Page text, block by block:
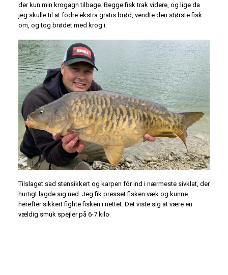
der kun min krogagn tilbage. Begge fisk trak videre, og lige da
jeg skulle til at fodre ekstra gratis brød, vendte den største fisk
om, og tog brødet med krog i.
Tilslaget sad stensikkert og karpen fór ind i nærmeste sivklat, der
hurtigt lagde sig ned. Jeg fik presset fisken væk og kunne
herefter sikkert fighte fisken i nettet. Det viste sig at være en
vældig smuk spejler på 6-7 kilo